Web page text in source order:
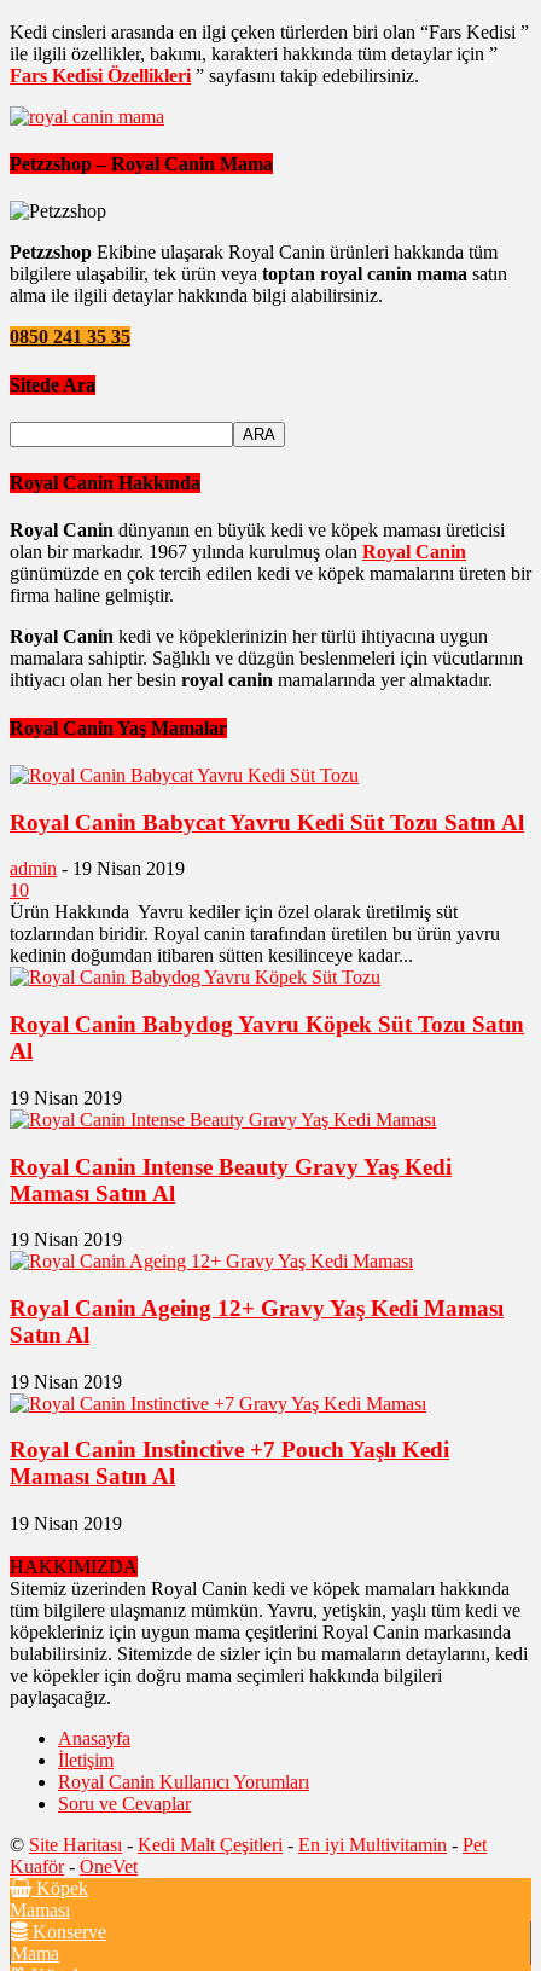
Kedi cinsleri arasında en ilgi çeken türlerden biri olan “Fars Kedisi ”
ile ilgili özellikler, bakımı, karakteri hakkında tüm detaylar için ”
Fars Kedisi Özellikleri ” sayfasını takip edebilirsiniz.
Petzzshop – Royal Canin Mama
Petzzshop Ekibine ulaşarak Royal Canin ürünleri hakkında tüm
bilgilere ulaşabilir, tek ürün veya toptan royal canin mama satın
alma ile ilgili detaylar hakkında bilgi alabilirsiniz.
0850 241 35 35
Sitede Ara
Royal Canin Hakkında
Royal Canin dünyanın en büyük kedi ve köpek maması üreticisi
olan bir markadır. 1967 yılında kurulmuş olan Royal Canin
günümüzde en çok tercih edilen kedi ve köpek mamalarını üreten bir
firma haline gelmiştir.
Royal Canin kedi ve köpeklerinizin her türlü ihtiyacına uygun
mamalara sahiptir. Sağlıklı ve düzgün beslenmeleri için vücutlarının
ihtiyacı olan her besin royal canin mamalarında yer almaktadır.
Royal Canin Yaş Mamalar
Royal Canin Babycat Yavru Kedi Süt Tozu Satın Al
admin - 19 Nisan 2019
10
Ürün Hakkında Yavru kediler için özel olarak üretilmiş süt
tozlarından biridir. Royal canin tarafından üretilen bu ürün yavru
kedinin doğumdan itibaren sütten kesilinceye kadar...
Royal Canin Babydog Yavru Köpek Süt Tozu Satın
Al
19 Nisan 2019
Royal Canin Intense Beauty Gravy Yaş Kedi
Maması Satın Al
19 Nisan 2019
Royal Canin Ageing 12+ Gravy Yaş Kedi Maması
Satın Al
19 Nisan 2019
Royal Canin Instinctive +7 Pouch Yaşlı Kedi
Maması Satın Al
19 Nisan 2019
HAKKIMIZDA
Sitemiz üzerinden Royal Canin kedi ve köpek mamaları hakkında
tüm bilgilere ulaşmanız mümkün. Yavru, yetişkin, yaşlı tüm kedi ve
köpekleriniz için uygun mama çeşitlerini Royal Canin markasında
bulabilirsiniz. Sitemizde de sizler için bu mamaların detaylarını, kedi
ve köpekler için doğru mama seçimleri hakkında bilgileri
paylaşacağız.
Anasayfa
İletişim
Royal Canin Kullanıcı Yorumları
Soru ve Cevaplar
© Site Haritası - Kedi Malt Çeşitleri - En iyi Multivitamin - Pet
Kuaför- OneVet
Köpek
Maması
Konserve
Mama